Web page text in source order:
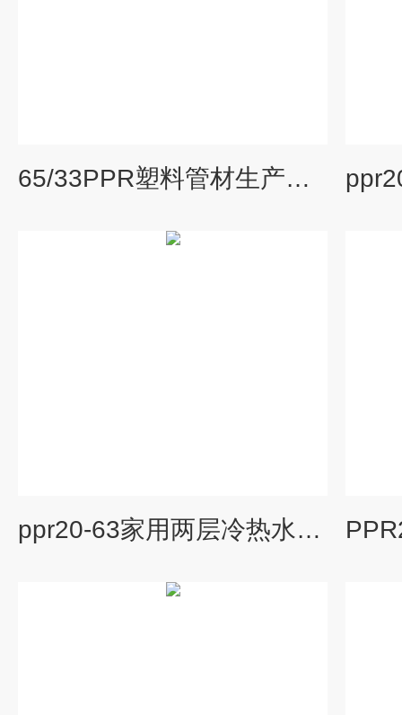
65/33PPR塑料管材生产线 冷热水管挤出机
ppr20-63家用两层冷热水管挤出机生产线